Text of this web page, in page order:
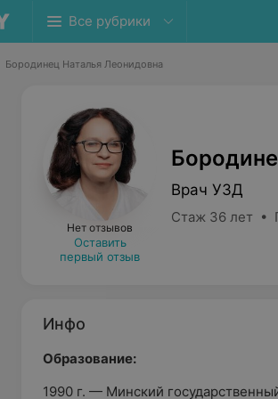
Все рубрики
Бородинец Наталья Леонидовна
Нет отзывов
Оставить
первый отзыв
Врач УЗД
Стаж 36 лет •
Инфо
Образование:
1990 г. — Минский